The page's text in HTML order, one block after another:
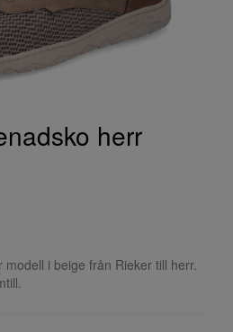
herr
modell i beige från Rieker till herr.